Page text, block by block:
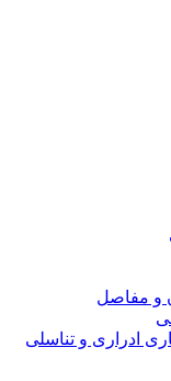
و مفاصل
ادراری و تناسلی